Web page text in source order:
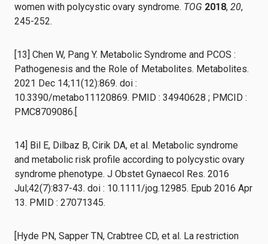
women with polycystic ovary syndrome. TOG 2018, 20,
245-252.
[13] Chen W, Pang Y. Metabolic Syndrome and PCOS :
Pathogenesis and the Role of Metabolites. Metabolites.
2021 Dec 14;11(12):869. doi :
10.3390/metabo11120869. PMID : 34940628 ; PMCID :
PMC8709086.[
14] Bil E, Dilbaz B, Cirik DA, et al. Metabolic syndrome
and metabolic risk profile according to polycystic ovary
syndrome phenotype. J Obstet Gynaecol Res. 2016
Jul;42(7):837-43. doi : 10.1111/jog.12985. Epub 2016 Apr
13. PMID : 27071345.
[Hyde PN, Sapper TN, Crabtree CD, et al. La restriction